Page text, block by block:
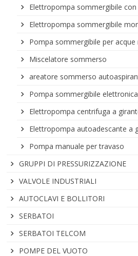
Elettropompa sommergibile
Elettropompa sommergibile
Pompa sommergibile per acque
Miscelatore sommerso
areatore sommerso
Pompa sommergibile elettronica
Elettropompa centrifuga a
Elettropompa autoadescante a
Pompa manuale per travaso
GRUPPI DI PRESSURIZZAZIONE
VALVOLE INDUSTRIALI
AUTOCLAVI E BOLLITORI
SERBATOI
SERBATOI TELCOM
POMPE DEL VUOTO